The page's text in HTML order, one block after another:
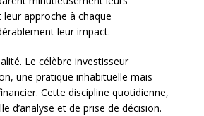
approche à chaque
leur impact.
Le célèbre investisseur
une pratique inhabituelle mais
Cette discipline quotidienne,
d’analyse et de prise de décision.